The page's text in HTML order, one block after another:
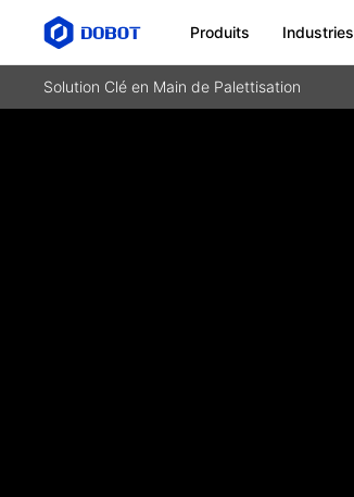
Produits Industries
Solution Clé en Main de Palettisation